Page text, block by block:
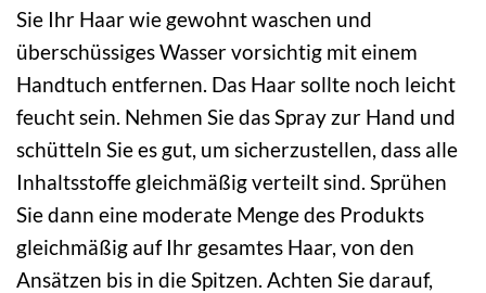
Sie Ihr Haar wie gewohnt waschen und
überschüssiges Wasser vorsichtig mit einem
Handtuch entfernen. Das Haar sollte noch leicht
feucht sein. Nehmen Sie das Spray zur Hand und
schütteln Sie es gut, um sicherzustellen, dass alle
Inhaltsstoffe gleichmäßig verteilt sind. Sprühen
Sie dann eine moderate Menge des Produkts
gleichmäßig auf Ihr gesamtes Haar, von den
Ansätzen bis in die Spitzen. Achten Sie darauf,